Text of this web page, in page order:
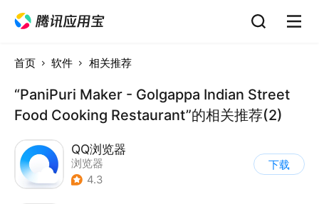
首页 软件 相关推荐
“PaniPuri Maker - Golgappa Indian Street
Food Cooking Restaurant”的相关推荐(2)
QQ浏览器
浏览器
4.3
下载